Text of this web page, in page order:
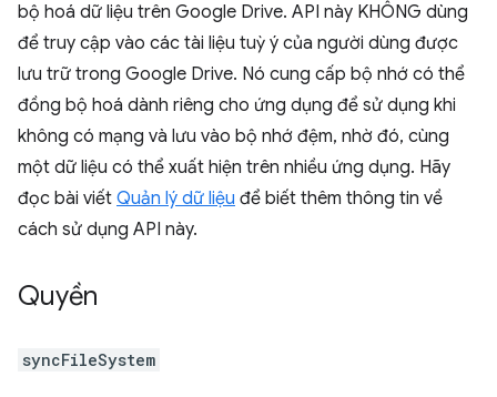
bộ hoá dữ liệu trên Google Drive. API này KHÔNG dùng
để truy cập vào các tài liệu tuỳ ý của người dùng được
lưu trữ trong Google Drive. Nó cung cấp bộ nhớ có thể
đồng bộ hoá dành riêng cho ứng dụng để sử dụng khi
không có mạng và lưu vào bộ nhớ đệm, nhờ đó, cùng
một dữ liệu có thể xuất hiện trên nhiều ứng dụng. Hãy
đọc bài viết Quản lý dữ liệu để biết thêm thông tin về
cách sử dụng API này.
Quyền
syncFileSystem